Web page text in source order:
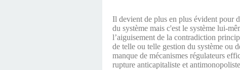
Il devient de plus en plus évident pour
du système mais c'est le système lui-
l’aiguisement de la contradiction
de telle ou telle gestion du système ou
manque de mécanismes régulateurs
rupture anticapitaliste et